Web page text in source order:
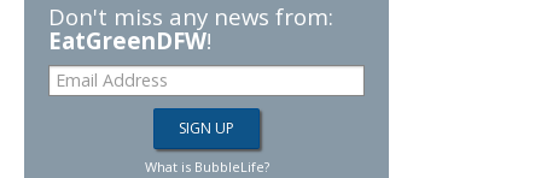
Don't miss any news from:
EatGreenDFW!
What is BubbleLife?